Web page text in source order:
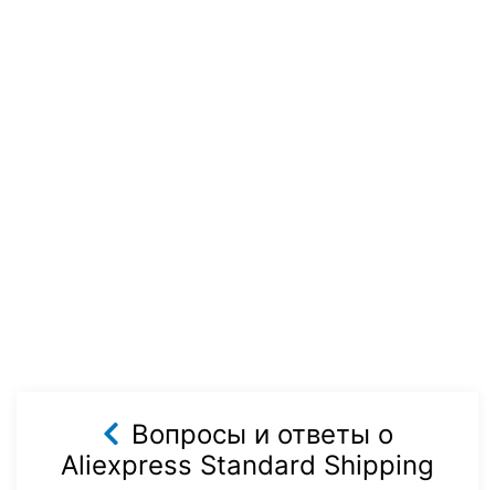
Вопросы и ответы о
Aliexpress Standard Shipping